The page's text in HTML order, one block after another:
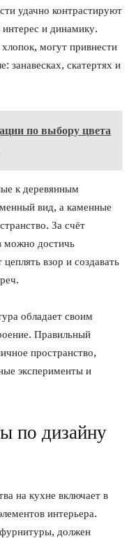
удачно контрастируют
интерес и динамику.
могут привнести
занавесках, скатертях и
по выбору цвета
к деревянным
вид, а каменные
За счёт
можно достичь
взор и создавать
обладает своим
Правильный
пространство,
эксперименты и
по дизайну
на кухне включает в
интерьера.
должен